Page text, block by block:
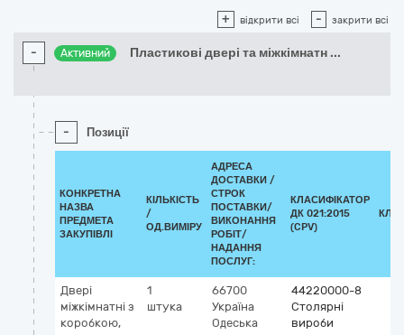
+ відкрити всі - закрити всі
- Активний Пластикові двері та міжкімнатн ...
- Позиції
КОНКРЕТНА
НАЗВА
ПРЕДМЕТА
ЗАКУПІВЛІ
КІЛЬКІСТЬ
/
ОД.ВИМІРУ
АДРЕСА
ДОСТАВКИ /
СТРОК
ПОСТАВКИ/
ВИКОНАННЯ
РОБІТ/
НАДАННЯ
ПОСЛУГ:
КЛАСИФІКАТОР
ДК 021:2015
(CPV)
Двері
міжкімнатні з
коробкою,
1
штука
66700
Україна
Одеська
44220000-8
Столярні
вироби